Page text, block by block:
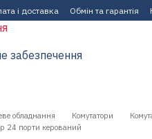
і доставка Обмін та гарантія
забезпечення
обладнання Комутатори
24 порти керований